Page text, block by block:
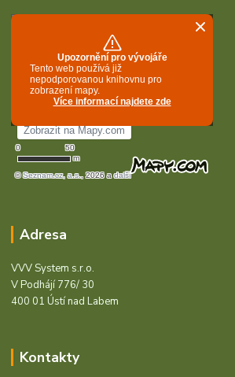
Adresa
VVV System s.r.o.
V Podhájí 776/ 30
400 01 Ústí nad Labem
Kontakty